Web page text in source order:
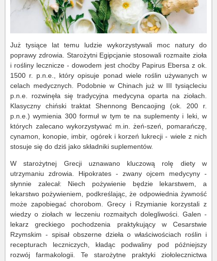
Już tysiące lat temu ludzie wykorzystywali moc natury do
poprawy zdrowia. Starożytni Egipcjanie stosowali rozmaite zioła
i rośliny lecznicze - dowodem jest choćby Papirus Ebersa z ok.
1500 r. p.n.e., który opisuje ponad wiele roślin używanych w
celach medycznych. Podobnie w Chinach już w III tysiącleciu
p.n.e. rozwinęła się tradycyjna medycyna oparta na ziołach.
Klasyczny chiński traktat Shennong Bencaojing (ok. 200 r.
p.n.e.) wymienia 300 formuł w tym te na suplementy i leki, w
których zalecano wykorzystywać m.in. żeń-szeń, pomarańczę,
cynamon, konopie, imbir, ogórek i korzeń lukrecji - wiele z nich
stosuje się do dziś jako składniki suplementów.
W starożytnej Grecji uznawano kluczową rolę diety w
utrzymaniu zdrowia. Hipokrates - zwany ojcem medycyny -
słynnie zalecał: Niech pożywienie będzie lekarstwem, a
lekarstwo pożywieniem, podkreślając, że odpowiednia żywność
może zapobiegać chorobom. Grecy i Rzymianie korzystali z
wiedzy o ziołach w leczeniu rozmaitych dolegliwości. Galen -
lekarz greckiego pochodzenia praktykujący w Cesarstwie
Rzymskim - spisał obszerne dzieła o właściwościach roślin i
recepturach leczniczych, kładąc podwaliny pod późniejszy
rozwój farmakologii. Te starożytne praktyki ziołolecznictwa